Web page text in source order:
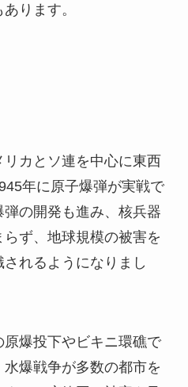
ります。
カとソ連を中心に東西
年に原子爆弾が実戦で
の開発も進み、核兵器
ず、地球規模の被害を
れるようになりまし
爆投下やビキニ環礁で
爆戦争が多数の都市を